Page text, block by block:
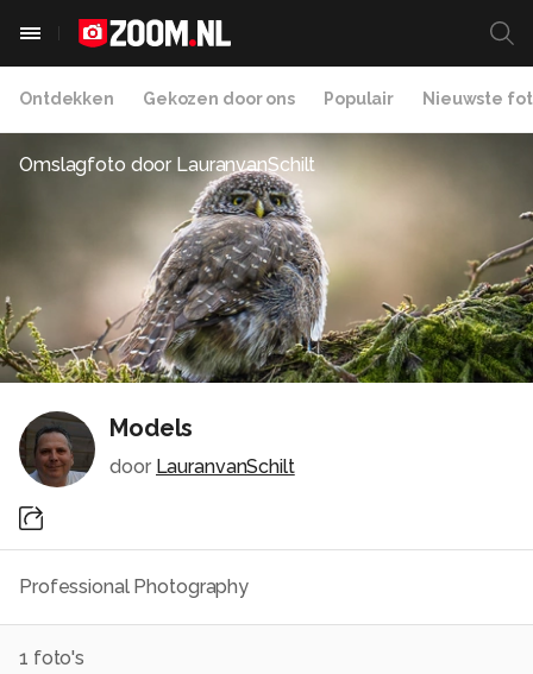
Ontdekken Gekozen door ons Populair Nieuwste
Omslagfoto door LauranvanSchilt
Models
door LauranvanSchilt
Professional Photography
1 foto's